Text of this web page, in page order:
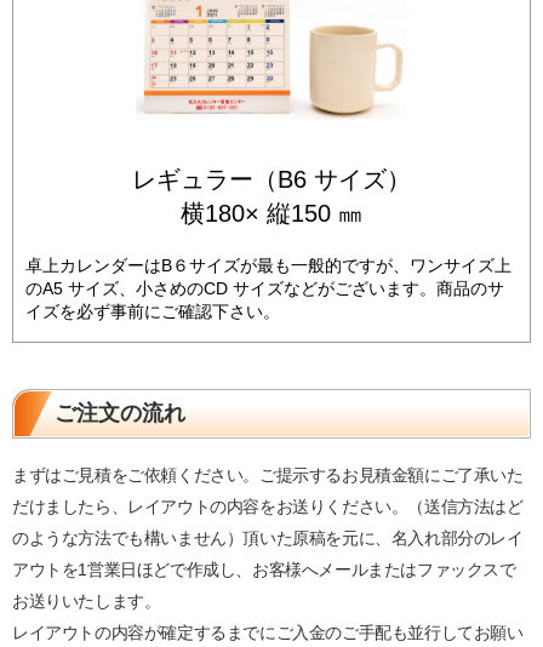
レギュラー（B6 サイズ）
横180× 縦150 ㎜
卓上カレンダーはB６サイズが最も一般的ですが、ワンサイズ上
のA5 サイズ、小さめのCD サイズなどがございます。商品のサ
イズを必ず事前にご確認下さい。
ご注文の流れ
まずはご見積をご依頼ください。ご提示するお見積金額にご了承いた
だけましたら、レイアウトの内容をお送りください。（送信方法はど
のような方法でも構いません）頂いた原稿を元に、名入れ部分のレイ
アウトを1営業日ほどで作成し、お客様へメールまたはファックスで
お送りいたします。
レイアウトの内容が確定するまでにご入金のご手配も並行してお願い